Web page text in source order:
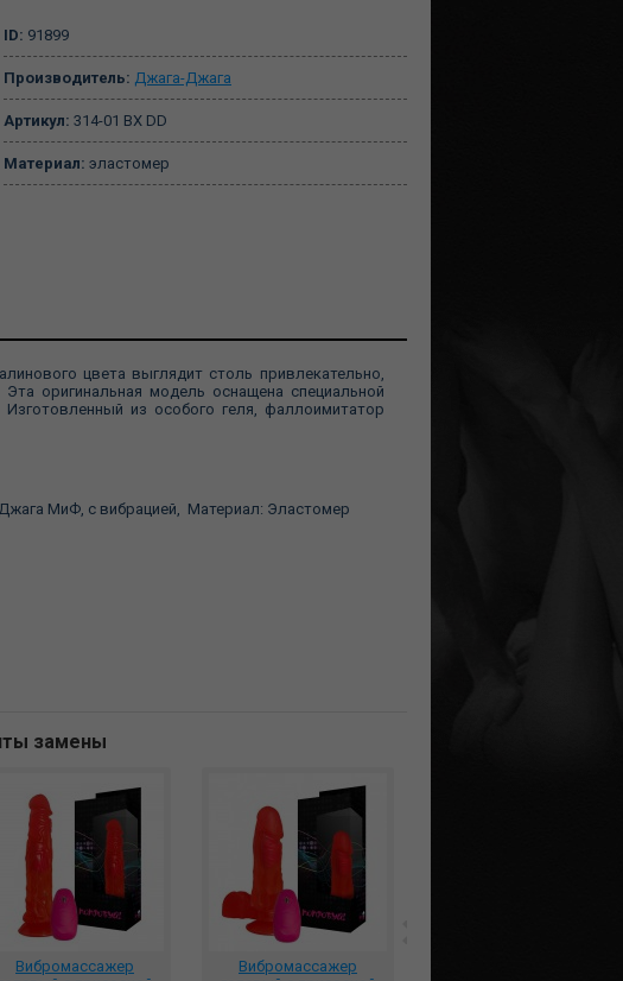
ID: 91899
Производитель: Джага-Джага
Артикул: 314-01 BX DD
Материал: эластомер
цвета выглядит столь привлекательно,
оригинальная модель оснащена специальной
из особого геля, фаллоимитатор
МиФ, c вибрацией, Материал: Эластомер
замены
Вибромассажер
Вибромассажер